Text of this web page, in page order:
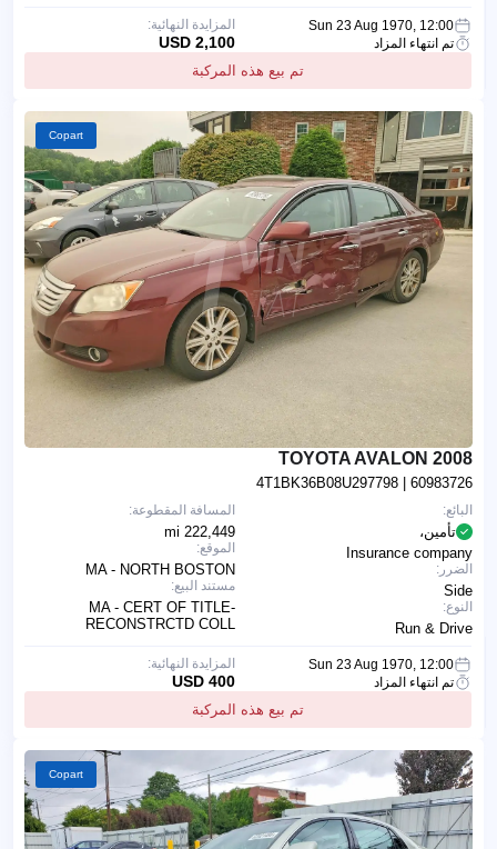
Sun 23 Aug 1970, 12:00
تم انتهاء المزاد
تم بيع هذه المركبة
المزايدة النهائية:
2,100 USD
Copart
2008 TOYOTA AVALON
4T1BK36B08U297798 | 60983726
المسافة المقطوعة:
222,449 mi
الموقع:
MA - NORTH BOSTON
مستند البيع:
MA - CERT OF TITLE-
RECONSTRCTD COLL
البائع:
تأمين،
Insurance company
الضرر:
Side
النوع:
Run & Drive
Sun 23 Aug 1970, 12:00
تم انتهاء المزاد
تم بيع هذه المركبة
المزايدة النهائية:
400 USD
Copart